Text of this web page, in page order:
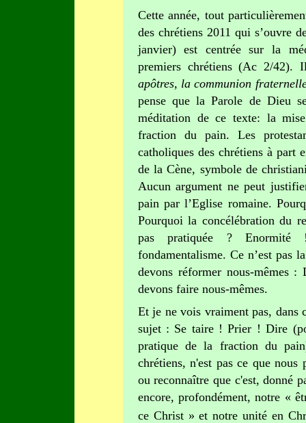
Cette année, tout
des chrétiens 2011 qui s’ouvre
janvier) est centrée sur la
premiers chrétiens (Ac 2/42).
apôtres, la communion
pense que la Parole de Dieu
méditation de ce texte: la
fraction du pain. Les
catholiques des chrétiens à part
de la Cène, symbole de
Aucun argument ne peut
pain par l’Eglise romaine.
Pourquoi la concélébration du
pas pratiquée ?
fondamentalisme. Ce n’est pas
devons réformer nous-mêmes
devons faire nous-mêmes.
Et je ne vois vraiment pas, dans
sujet : Se taire ! Prier ! Dire
pratique de la fraction du
chrétiens, n'est pas ce que
ou reconnaître que c'est, donné
encore, profondément, notre «
ce Christ » et notre unité en